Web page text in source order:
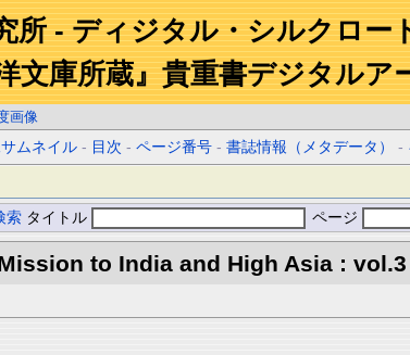
所 - ディジタル・シルクロー
文庫所蔵』貴重書デジタルア
画像
ムネイル - 目次 -ページ番号 -書誌情報（メタデータ） -
索 タイトル ページ
to India and High Asia : vol.3